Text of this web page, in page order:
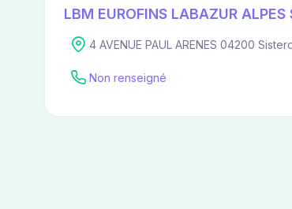
LBM EUROFINS LABAZUR ALPES
4 AVENUE PAUL ARENES 04200
Non renseigné